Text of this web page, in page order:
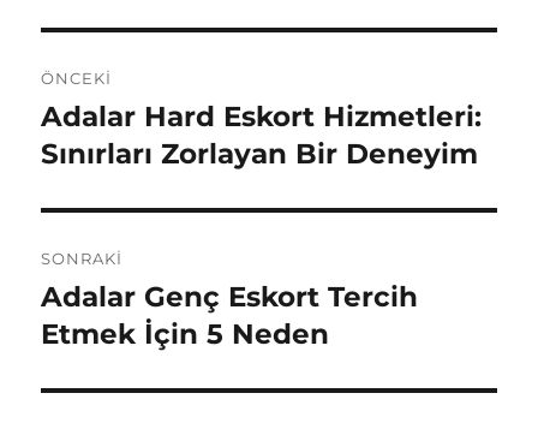
gezinmesi
ÖNCEKI
Önceki
yazı:
Adalar Hard Eskort Hizmetleri:
Sınırları Zorlayan Bir Deneyim
SONRAKI
Sonraki
yazı:
Adalar Genç Eskort Tercih
Etmek İçin 5 Neden